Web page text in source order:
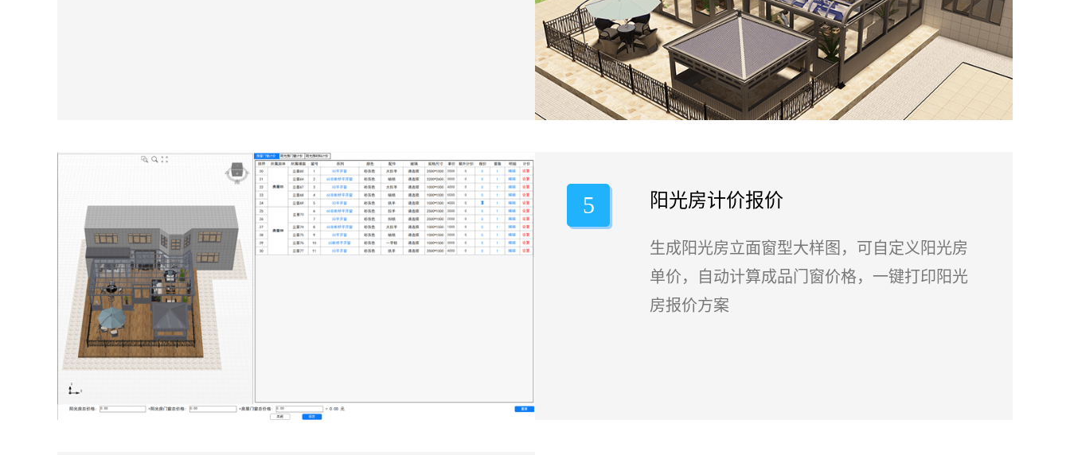
5 阳光房计价报价
生成阳光房立面窗型大样图，可自定义阳光房
单价，自动计算成品门窗价格，一键打印阳光
房报价方案